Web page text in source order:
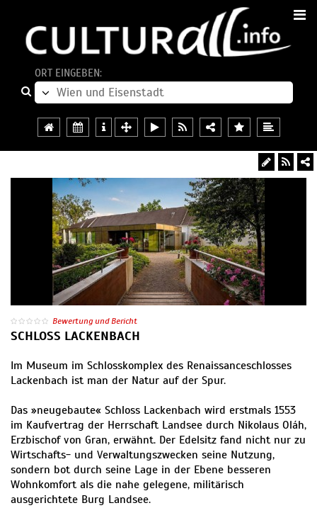
ORT EINGEBEN:
Bewertung und Bericht
SCHLOSS LACKENBACH
Im Museum im Schlosskomplex des Renaissanceschlosses
Lackenbach ist man der Natur auf der Spur.
Das »neugebaute« Schloss Lackenbach wird erstmals 1553
im Kaufvertrag der Herrschaft Landsee durch Nikolaus Oláh,
Erzbischof von Gran, erwähnt. Der Edelsitz fand nicht nur zu
Wirtschafts- und Verwaltungszwecken seine Nutzung,
sondern bot durch seine Lage in der Ebene besseren
Wohnkomfort als die nahe gelegene, militärisch
ausgerichtete Burg Landsee.